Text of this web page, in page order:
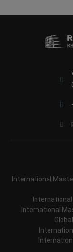
International
International